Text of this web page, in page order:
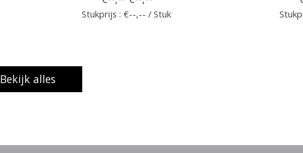
Stukprijs : €--,-- / Stuk
Bekijk alles